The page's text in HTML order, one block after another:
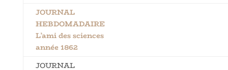
JOURNAL
HEBDOMADAIRE
L’ami des sciences
année 1862
JOURNAL